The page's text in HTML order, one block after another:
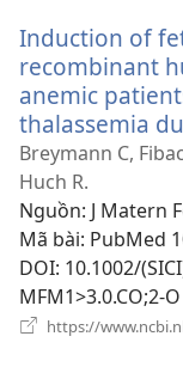
Induction of
recombinant
anemic
thalassemia
Breymann C,
Huch R.
Nguồn‎: J Matern
Mã bài‎: PubMed
DOI‎: 10.1002/
MFM1>3.0.CO;2-O
https://